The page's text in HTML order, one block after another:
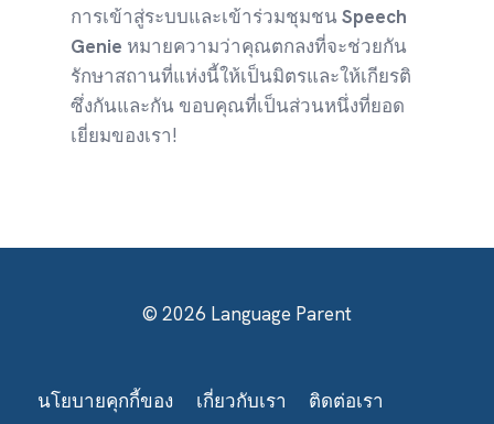
การเข้าสู่ระบบและเข้าร่วมชุมชน Speech
Genie หมายความว่าคุณตกลงที่จะช่วยกัน
รักษาสถานที่แห่งนี้ให้เป็นมิตรและให้เกียรติ
ซึ่งกันและกัน ขอบคุณที่เป็นส่วนหนึ่งที่ยอด
เยี่ยมของเรา!
© 2026 Language Parent
นโยบายคุกกี้ของ เกี่ยวกับเรา ติดต่อเรา